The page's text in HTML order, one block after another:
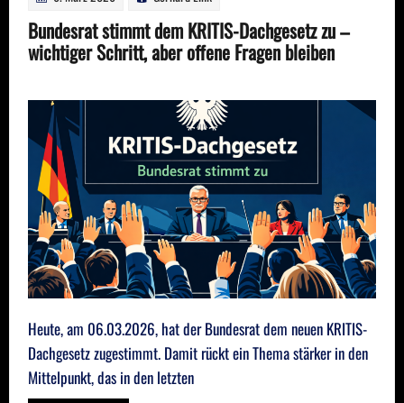
Bundesrat stimmt dem KRITIS-Dachgesetz zu –
wichtiger Schritt, aber offene Fragen bleiben
Heute, am 06.03.2026, hat der Bundesrat dem neuen KRITIS-
Dachgesetz zugestimmt. Damit rückt ein Thema stärker in den
Mittelpunkt, das in den letzten